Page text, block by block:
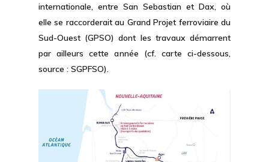
internationale , entre San Sebastian et Dax, où
elle se raccorderait au Grand Projet ferroviaire du
Sud-Ouest (GPSO) dont les travaux démarrent
par ailleurs cette année (cf. carte ci-dessous,
source : SGPFSO).